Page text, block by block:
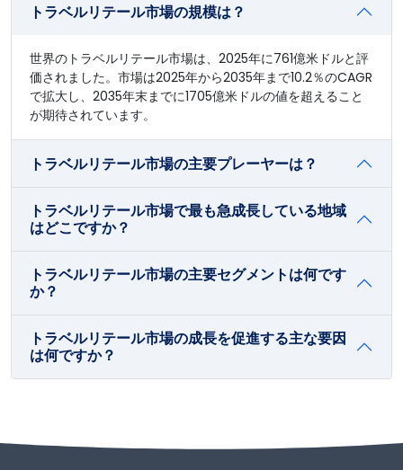
トラベルリテール市場の規模は？
世界のトラベルリテール市場は、2025年に761億米ドルと評
価されました。市場は2025年から2035年まで10.2％のCAGR
で拡大し、2035年末までに1705億米ドルの値を超えること
が期待されています。
トラベルリテール市場の主要プレーヤーは？
トラベルリテール市場で最も急成長している地域
はどこですか？
トラベルリテール市場の主要セグメントは何です
か？
トラベルリテール市場の成長を促進する主な要因
は何ですか？